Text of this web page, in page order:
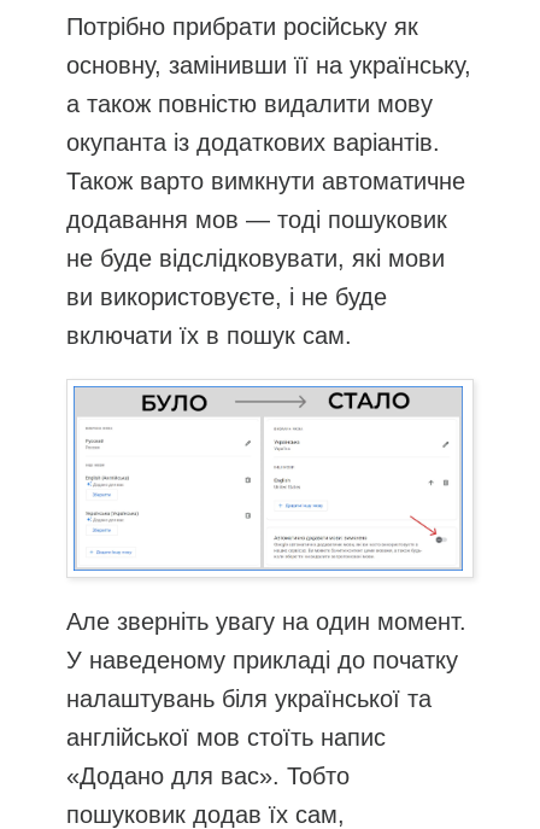
Потрібно прибрати російську як
основну, замінивши її на українську,
а також повністю видалити мову
окупанта із додаткових варіантів.
Також варто вимкнути автоматичне
додавання мов — тоді пошуковик
не буде відслідковувати, які мови
ви використовуєте, і не буде
включати їх в пошук сам.
Але зверніть увагу на один момент.
У наведеному прикладі до початку
налаштувань біля української та
англійської мов стоїть напис
«Додано для вас». Тобто
пошуковик додав їх сам,